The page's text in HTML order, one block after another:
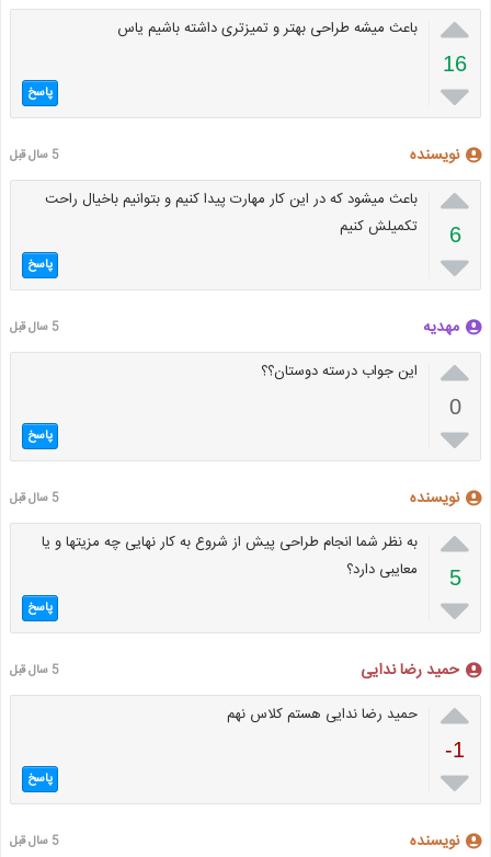

16

باعث میشه طراحی بهتر و تمیزتری داشته باشیم یاس
پاسخ
نویسنده 5 سال قبل

6

باعث میشود که در این کار مهارت پیدا کنیم و بتوانیم باخیال راحت
تکمیلش کنیم
پاسخ
مهدیه 5 سال قبل

0

این جواب درسته دوستان؟؟
پاسخ
نویسنده 5 سال قبل

5

به نظر شما انجام طراحی پیش از شروع به کار نهایی چه مزیتها و یا
معایبی دارد؟
پاسخ
حمید رضا ندایی 5 سال قبل

-1

حمید رضا ندایی هستم کلاس نهم
پاسخ
نویسنده 5 سال قبل